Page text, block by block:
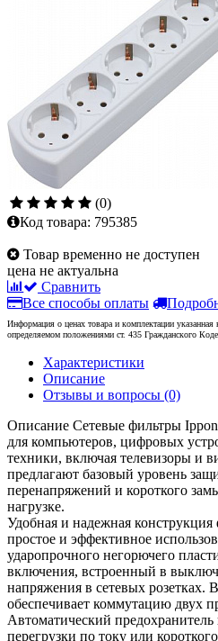
(0)
Код товара: 795385
Товар временно не доступен
цена не актуальна
Сравнить
Все способы оплаты
Информация о ценах товара и комплектации указанная
определяемом положениями ст. 435 Гражданского
Характеристики
Описание
Отзывы и вопросы (0)
Описание Сетевые фильтры
для компьютеров, цифровых
техники, включая телевизоры и
предлагают базовый уровень
перенапряжений и короткого
нагрузке.
Удобная и надежная конструкция
простое и эффективное
ударопрочного негорючего
включения, встроенный в
напряжения в сетевых розетках.
обеспечивает коммутацию двух
Автоматический
перегрузки по току или